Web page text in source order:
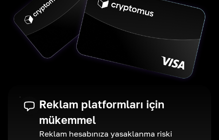
Reklam platformları için
mükemmel
Reklam hesabınıza yasaklanma riski